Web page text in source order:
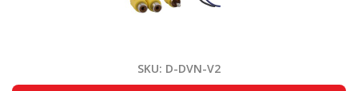
SKU: D-DVN-V2